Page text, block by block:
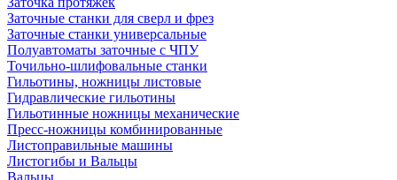
Заточные станки для сверл и фрез
Заточные станки универсальные
Полуавтоматы заточные с ЧПУ
Точильно-шлифовальные станки
Гильотины, ножницы листовые
Гидравлические гильотины
Гильотинные ножницы механические
Пресс-ножницы комбинированные
Листоправильные машины
Листогибы и Вальцы
Вальцы